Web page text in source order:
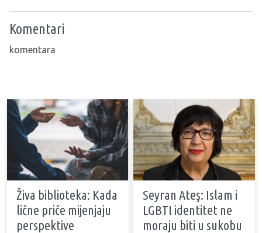
Komentari
komentara
Živa biblioteka: Kada
lične priče mijenjaju
perspektive
Seyran Ateş: Islam i
LGBTI identitet ne
moraju biti u sukobu